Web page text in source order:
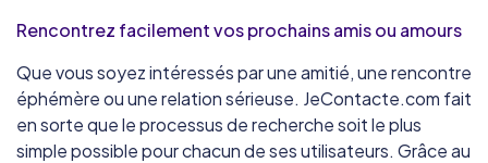
Rencontrez facilement vos prochains amis ou amours
Que vous soyez intéressés par une amitié, une rencontre
éphémère ou une relation sérieuse. JeContacte.com fait
en sorte que le processus de recherche soit le plus
simple possible pour chacun de ses utilisateurs. Grâce au